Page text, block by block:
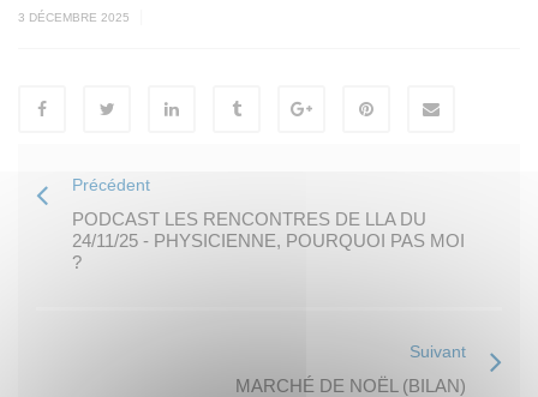
3 DÉCEMBRE 2025
Précédent
PODCAST LES RENCONTRES DE LLA DU
24/11/25 - PHYSICIENNE, POURQUOI PAS MOI
?
Suivant
MARCHÉ DE NOËL (BILAN)